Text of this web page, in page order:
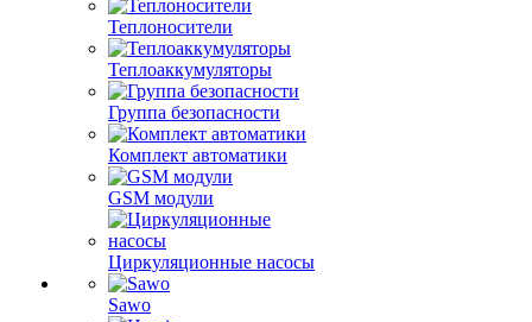
Теплоносители
Теплоаккумуляторы
Группа безопасности
Комплект автоматики
GSM модули
Циркуляционные насосы
Sawo